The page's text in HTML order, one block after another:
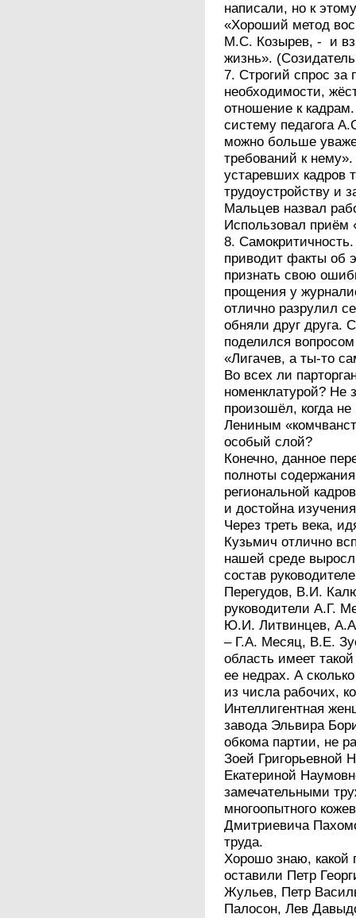
написали, но к
«Хороший метод
М.С. Козырев, - и
жизнь».
7. Строгий спрос
необходимости,
отношение к
систему педагога
можно больше
требований к
устаревших кадров
трудоустройству и
Мальцев назвал
Использовал приём
8.
приводит факты об
признать свою
прощения у
отлично разрулил
обняли друг друга.
поделился
«Лигачев, а ты-то
Во всех ли
номенклатурой? Не
произошёл, когда
Лениным
особый слой?
Конечно, данное
полноты
региональной
и достойна
Через треть века,
Кузьмич отлично
нашей среде
состав
Перегудов, В.И.
руководители А.Г.
Ю.И. Литвинцев,
– Г.А. Месяц, В.Е.
область имеет
ее недрах. А
из числа рабочих,
Интеллигентная
завода Эльвира
обкома партии, не
Зоей Григорьевной
Екатериной
замечательными
многоопытного
Дмитриевича
труда.
Хорошо знаю, какой
оставили Петр
Жульев, Петр
Палосон, Лев